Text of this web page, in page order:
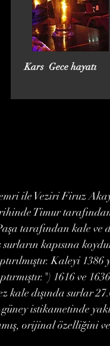
Kars Gece hayatı
ile Veziri Firuz
Timur
tarafından kale ve
kapısına
Kaleyi 1386
1616 ve
kale dışında surlar
istikametinde
orijinal özelliğini